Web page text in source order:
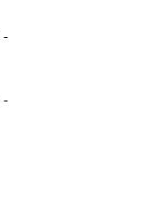
-
-